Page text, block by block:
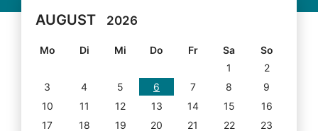
AUGUST 2026
Mo Di Mi Do Fr Sa
So
1
2
3
4 5 6 7 8
9
10
11 12 13 14 15
16
17
18 19 20 21 22
23